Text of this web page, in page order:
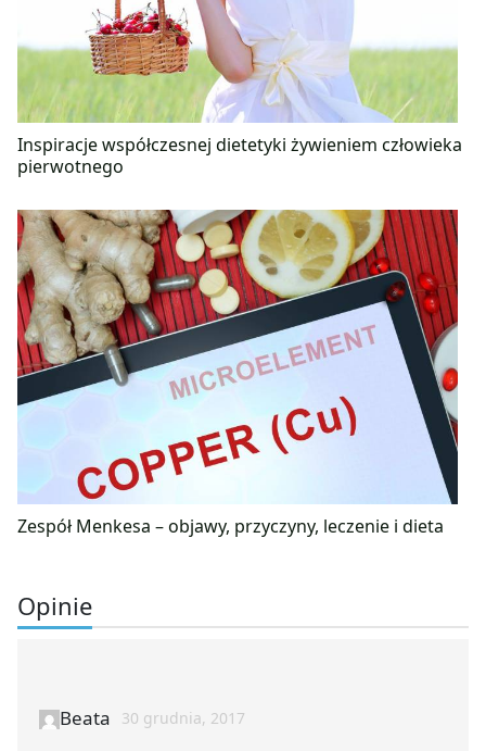
Inspiracje współczesnej dietetyki żywieniem człowieka
pierwotnego
Zespół Menkesa – objawy, przyczyny, leczenie i dieta
Opinie
Beata 30 grudnia, 2017